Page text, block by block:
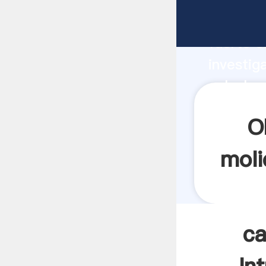
fuerte
calculo